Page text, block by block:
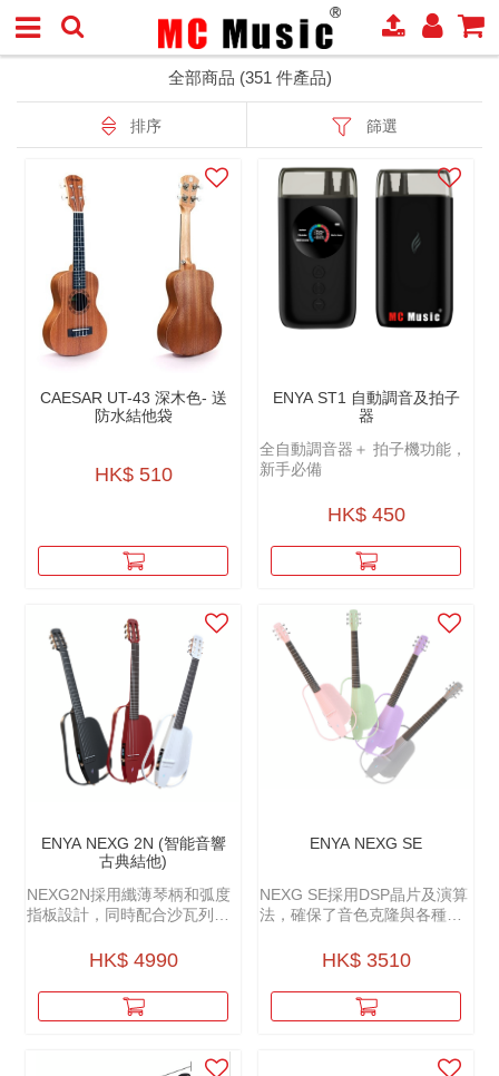
全部商品 (351 件產品)
排序 篩選
CAESAR UT-43 深木色- 送
防水結他袋
HK$ 510
ENYA ST1 自動調音及拍子
器
全自動調音器＋ 拍子機功能，
新手必備
HK$ 450
ENYA NEXG 2N (智能音響
古典結他)
NEXG2N採用纖薄琴柄和弧度
指板設計，同時配合沙瓦列斯
獨唱古典玩家或現代流行彈
好的得到理想中手感。
HK$ 4990
ENYA NEXG SE
NEXG SE採用DSP晶片及演算
法，確保了音色克隆與各種數
輕鬆複製各種木吉他音色，還
效果
HK$ 3510